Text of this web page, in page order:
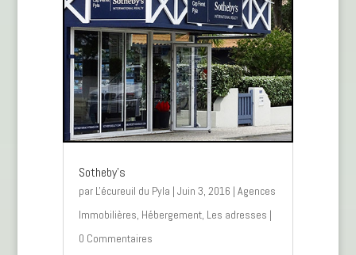
Sotheby’s
par L'écureuil du Pyla | Juin 3, 2016 | Agences
Immobilières, Hébergement, Les adresses |
0 Commentaires